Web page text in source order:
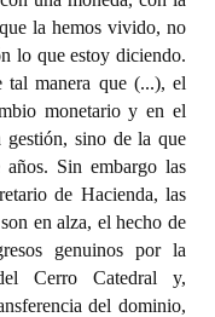
la hemos vivido, no
lo que estoy diciendo.
manera que (...), el
monetario y en el
gestión, sino de la que
Sin embargo las
de Hacienda, las
en alza, el hecho de
genuinos por la
Cerro Catedral y,
del dominio,